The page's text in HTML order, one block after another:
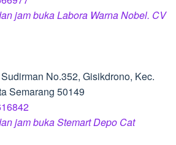
jam buka Labora Warna Nobel. CV
No.352, Gisikdrono, Kec.
Semarang 50149
jam buka Stemart Depo Cat